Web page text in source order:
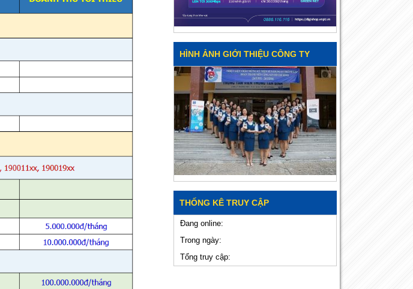
HÌNH ẢNH GIỚI THIỆU CÔNG TY
THỐNG KÊ TRUY CẬP
Đang online:
Trong ngày:
Tổng truy cập: